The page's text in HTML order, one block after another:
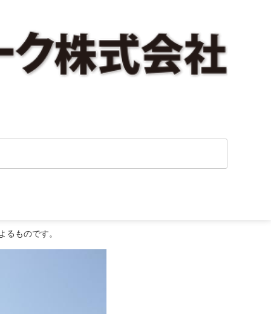
ものです。